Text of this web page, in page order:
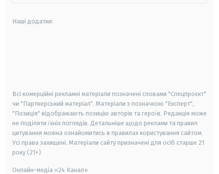
Наші додатки:
Всі комерційні рекламні матеріали позначені словами "Спецпроєкт"
чи "Партнерський матеріал". Матеріали з позначкою "Експерт",
"Позиція" відображають позицію авторів та героїв. Редакція може
не поділяти їхніх поглядів. Детальніше щодо реклами та правил
цитування можна ознайомитись в правилах користування сайтом.
Усі права захищені. Матеріали сайту призначені для осіб старше 21
року (21+)
Онлайн-медіа «24 Канал»